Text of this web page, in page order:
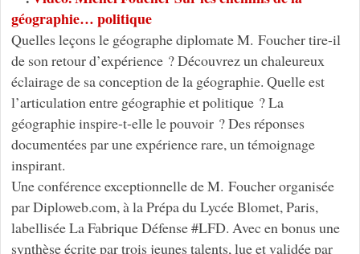
géographie… politique
Quelles leçons le géographe diplomate M. Foucher tire-il
de son retour d’expérience ? Découvrez un chaleureux
éclairage de sa conception de la géographie. Quelle est
l’articulation entre géographie et politique ? La
géographie inspire-t-elle le pouvoir ? Des réponses
documentées par une expérience rare, un témoignage
inspirant.
Une conférence exceptionnelle de M. Foucher organisée
par Diploweb.com, à la Prépa du Lycée Blomet, Paris,
labellisée La Fabrique Défense #LFD. Avec en bonus une
synthèse écrite par trois jeunes talents, lue et validée par